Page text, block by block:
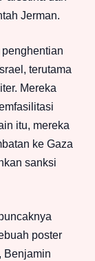
Jerman.
terutama
Mereka
itu, mereka
ke Gaza
sanksi
poster
Benjamin